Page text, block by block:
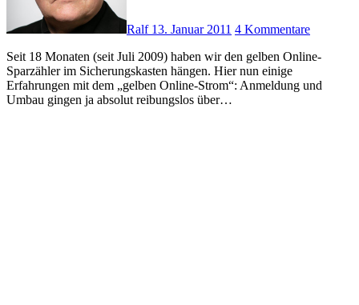
Ralf 13. Januar 2011 4 Kommentare
Seit 18 Monaten (seit Juli 2009) haben wir den gelben Online-
Sparzähler im Sicherungskasten hängen. Hier nun einige
Erfahrungen mit dem „gelben Online-Strom“: Anmeldung und
Umbau gingen ja absolut reibungslos über…